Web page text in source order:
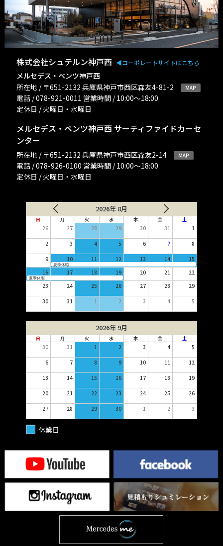
株式会社シュテルン神戸西 ◀︎コーポレートサイトはこちら
メルセデス・ベンツ神戸西
所在地 / 〒651-2132 兵庫県神戸市西区森友4-81-2
電話 / 078-921-0011 営業時間 / 10:00〜18:00
定休日 / 火曜日・水曜日
メルセデス・ベンツ神戸西 サーティファイドカーセ
ンター
所在地 / 〒651-2132 兵庫県神戸市西区森友2-14
電話 / 078-926-0100 営業時間 / 10:00〜18:00
定休日 / 火曜日・水曜日
2026年 8月
日 月 火 水 木 金 土
26 27 28 29 30 31 1
2 3 4 5 6 7 8
9 10 11 12 13 14 15
夏季休暇
16 17 18 19 20 21 22
夏季休暇
23 24 25 26 27 28 29
30 31 1 2 3 4 5
2026年 9月
日 月 火 水 木 金 土
30 31 1 2 3 4 5
6 7 8 9 10 11 12
13 14 15 16 17 18 19
20 21 22 23 24 25 26
27 28 29 30 1 2 3
休業日